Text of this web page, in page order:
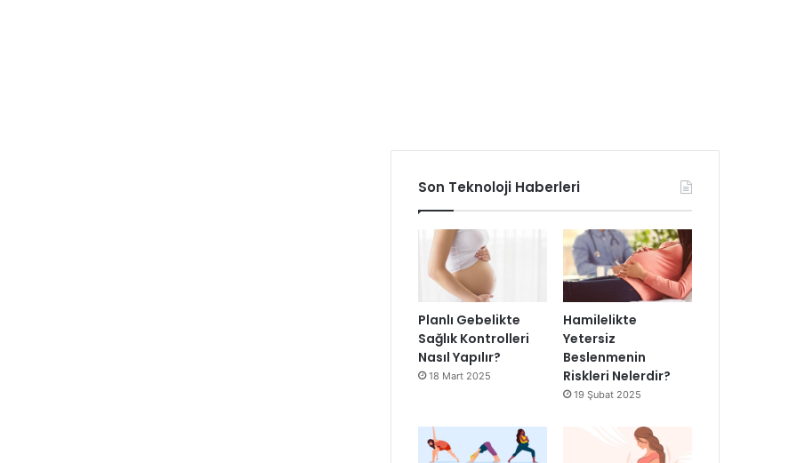
Son Teknoloji Haberleri
Planlı Gebelikte
Sağlık Kontrolleri
Nasıl Yapılır?
18 Mart 2025
Hamilelikte
Yetersiz
Beslenmenin
Riskleri Nelerdir?
19 Şubat 2025